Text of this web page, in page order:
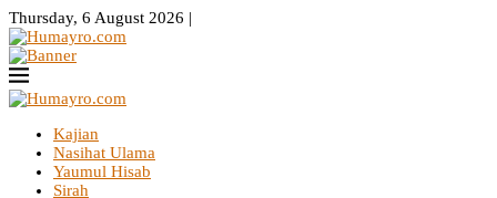
Thursday, 6 August 2026 |
Kajian
Nasihat Ulama
Yaumul Hisab
Sirah